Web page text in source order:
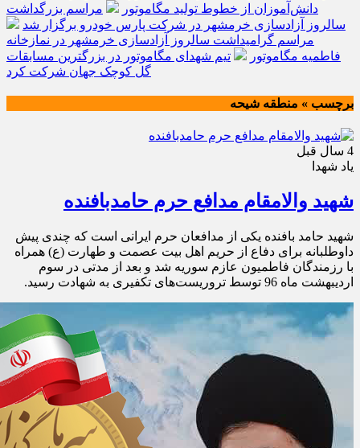
دانش‌آموزان از خطوط تولید مگاموتور
مراسم بزرگداشت
سالروز آزادسازی خرمشهر در شرکت پارس خودرو برگزار شد
مراسم گرامیداشت سالروز آزادسازی خرمشهر در نمازخانه
فاطمیه مگاموتور
تیم شهدای مگاموتور در بزرگترین مسابقات
گل کوچک جهان شرکت کرد
برچسب » منطقه شیحه
4 سال قبل
یاد شهدا
شهید والامقام مدافع حرم حامدبافنده
شهید حامد بافنده یکی از مدافعان حرم ایرانی است که چندی پیش
داوطلبانه برای دفاع از حریم اهل بیت عصمت و طهارت (ع) همراه
با رزمندگان فاطمیون عازم سوریه شد و بعد از مدتی در سوم
اردیبهشت ماه 96 توسط تروریست‌های تکفیری به شهادت رسید.